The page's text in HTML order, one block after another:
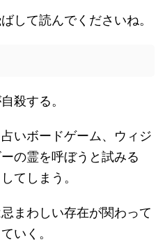
して読んでくださいね。
殺する。
いボードゲーム、ウィジ
の霊を呼ぼうと試みる
てしまう。
まわしい存在が関わって
いく。